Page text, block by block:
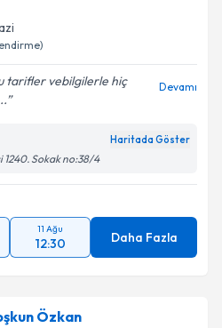
tarifler vebilgilerle hiç
Devamı
Haritada Göster
1240. Sokak no:38/4
11 Ağu
12:30 Daha Fazla
Özkan